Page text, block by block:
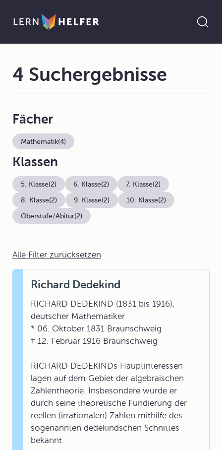
Alle Filter zurücksetzen
Richard Dedekind
RICHARD DEDEKIND (1831 bis 1916),
deutscher Mathematiker
* 06. Oktober 1831 Braunschweig
† 12. Februar 1916 Braunschweig
RICHARD DEDEKINDs Hauptinteressen
lagen auf dem Gebiet der algebraischen
Zahlentheorie. Insbesondere wurde er
durch seine theoretische Fundierung der
reellen (irrationalen) Zahlen mithilfe des
sogenannten dedekindschen Schnittes
bekannt.
4 Suchergebnisse
Fächer
Mathematik(4)
Klassen
5. Klasse(2) 6. Klasse(2) 7. Klasse(2)
8. Klasse(2) 9. Klasse(2) 10. Klasse(2)
Oberstufe/Abitur(2)